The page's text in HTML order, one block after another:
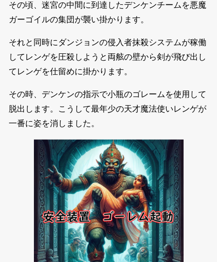
その頃、迷宮の中間に到達したデンケンチームを悪魔
ガーゴイルの集団が襲い掛かります。
それと同時にダンジョンの侵入者抹殺システムが稼働
してレンゲを圧殺しようと両舷の壁から剣が飛び出し
てレンゲを仕留めに掛かります。
その時、デンケンの指示で小瓶のゴレームを使用して
脱出します。こうして最年少の天才魔法使いレンゲが
一番に姿を消しました。